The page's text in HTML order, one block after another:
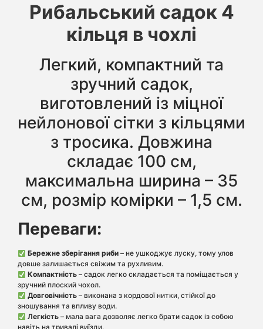
Рибальський садок 4
кільця в чохлі
Легкий, компактний та
зручний садок,
виготовлений із міцної
нейлонової сітки з кільцями
з тросика. Довжина
складає 100 см,
максимальна ширина – 35
см, розмір комірки – 1,5 см.
Переваги:
Бережне зберігання риби– не ушкоджує луску, тому улов
довше залишається свіжим та рухливим.
Компактність– садок легко складається та поміщається у
зручний плоский чохол.
Довговічність– виконана з кордової нитки, стійкої до
зношування та впливу води.
Легкість– мала вага дозволяє легко брати садок із собою
навіть на тривалі виїзди.